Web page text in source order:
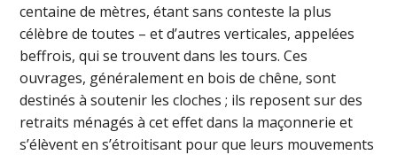
centaine de mètres, étant sans conteste la plus
célèbre de toutes – et d’autres verticales, appelées
beffrois, qui se trouvent dans les tours. Ces
ouvrages, généralement en bois de chêne, sont
destinés à soutenir les cloches ; ils reposent sur des
retraits ménagés à cet effet dans la maçonnerie et
s’élèvent en s’étroitisant pour que leurs mouvements